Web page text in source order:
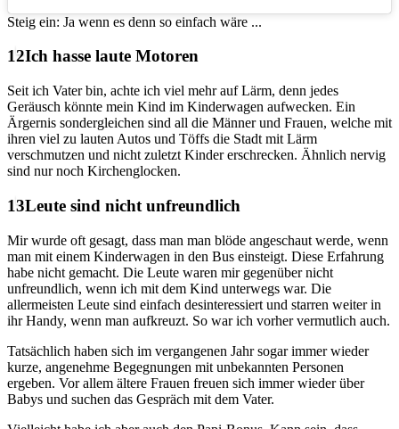
Steig ein: Ja wenn es denn so einfach wäre ...
Ich hasse laute Motoren
Seit ich Vater bin, achte ich viel mehr auf Lärm, denn jedes
Geräusch könnte mein Kind im Kinderwagen aufwecken. Ein
Ärgernis sondergleichen sind all die Männer und Frauen, welche mit
ihren viel zu lauten Autos und Töffs die Stadt mit Lärm
verschmutzen und nicht zuletzt Kinder erschrecken. Ähnlich nervig
sind nur noch Kirchenglocken.
Leute sind nicht unfreundlich
Mir wurde oft gesagt, dass man man blöde angeschaut werde, wenn
man mit einem Kinderwagen in den Bus einsteigt. Diese Erfahrung
habe nicht gemacht. Die Leute waren mir gegenüber nicht
unfreundlich, wenn ich mit dem Kind unterwegs war. Die
allermeisten Leute sind einfach desinteressiert und starren weiter in
ihr Handy, wenn man aufkreuzt. So war ich vorher vermutlich auch.
Tatsächlich haben sich im vergangenen Jahr sogar immer wieder
kurze, angenehme Begegnungen mit unbekannten Personen
ergeben. Vor allem ältere Frauen freuen sich immer wieder über
Babys und suchen das Gespräch mit dem Vater.